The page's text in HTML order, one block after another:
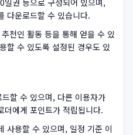
권 등으로 구성되어 있으며,
다운로드할 수 있습니다.
천인 활동 등을 통해 얻을 수 있
할 수 있도록 설정된 경우도 있
할 수 있으며, 다른 이용자가
더에게 포인트가 적립됩니다.
사용할 수 있으며, 일정 기준 이